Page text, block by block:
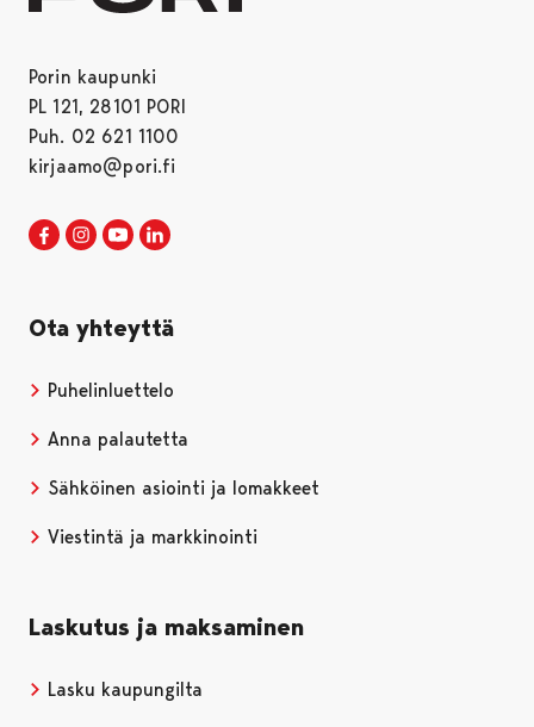
Porin kaupunki
PL 121, 28101 PORI
Puh. 02 621 1100
kirjaamo@pori.fi
Porin kaupunki Facebookissa
Avautuu uudessa välilehdessä
Porin kaupunki Instagramissa
Avautuu uudessa välilehdessä
Porin kaupunki Youtubessa
Avautuu uudessa välilehdessä
Ota yhteyttä
Puhelinluettelo
Anna palautetta
Sähköinen asiointi ja lomakkeet
Viestintä ja markkinointi
Laskutus ja maksaminen
Lasku kaupungilta